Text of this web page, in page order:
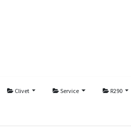
Clivet Service R290